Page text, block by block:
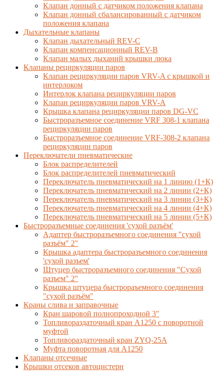
Клапан донный с датчиком положения клапана
Клапан донный сбалансированный с датчиком
положения клапана
Дыхательные клапаны
Клапан дыхательный REV-C
Клапан компенсационный REV-B
Клапан малых дыханий крышки люка
Клапаны рециркуляции паров
Клапан рециркуляции паров VRV-A с крышкой и
интерлоком
Интерлок клапана рециркуляции паров
Клапан рециркуляции паров VRV-A
Крышка клапана рециркуляции паров DG-VC
Быстроразъемное соединение VRF 308-1 клапана
рециркуляции паров
Быстроразъемное соединение VRF-308-2 клапана
рециркуляции паров
Переключатели пневматические
Блок распределителей
Блок распределителей пневматический
Переключатель пневматический на 1 линию (1+К)
Переключатель пневматический на 2 линии (2+К)
Переключатель пневматический на 3 линии (3+К)
Переключатель пневматический на 4 линии (4+К)
Переключатель пневматический на 5 линии (5+К)
Быстроразъемные соединения 'сухой разъём'
Адаптер быстроразъемного соединения "сухой
разъём" 2"
Крышка адаптера быстроразъемного соединения
'сухой разъем'
Штуцер быстроразъемного соединения "Сухой
разъем" 2"
Крышка штуцера быстрораъемного соединения
"сухой разъём"
Краны слива и заправочные
Кран шаровой полнопроходной 3"
Топливораздаточный кран A1250 с поворотной
муфтой
Топливораздаточный кран ZYQ-25A
Муфта поворотная для А1250
Клапаны отсечные
Крышки отсеков автоцистерн